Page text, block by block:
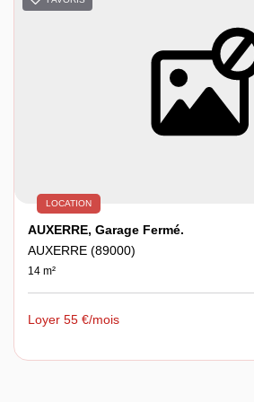
LOCATION
AUXERRE, Garage Fermé.
AUXERRE (89000)
14 m²
Loyer 55 €/mois